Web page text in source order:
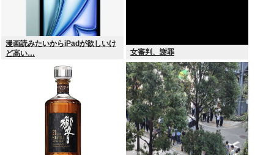
漫画読みたいからiPadが欲しいけ
ど高い…
女審判、謝罪